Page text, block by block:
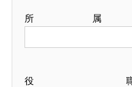
所
役